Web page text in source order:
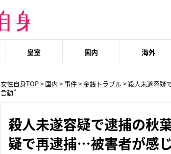
皇室 国内 海外
女性自身TOP> 国内 >事件>金銭トラブル> 殺人未遂容疑
言動”
殺人未遂容疑で逮捕の秋
疑で再逮捕…被害者が感